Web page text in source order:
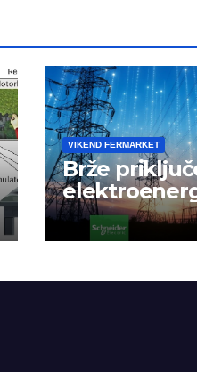
VIKEND FERMARKET
Brže
mrežu